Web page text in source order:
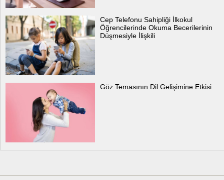
Cep Telefonu Sahipliği İlkokul
Öğrencilerinde Okuma Becerilerinin
Düşmesiyle İlişkili
Göz Temasının Dil Gelişimine Etkisi